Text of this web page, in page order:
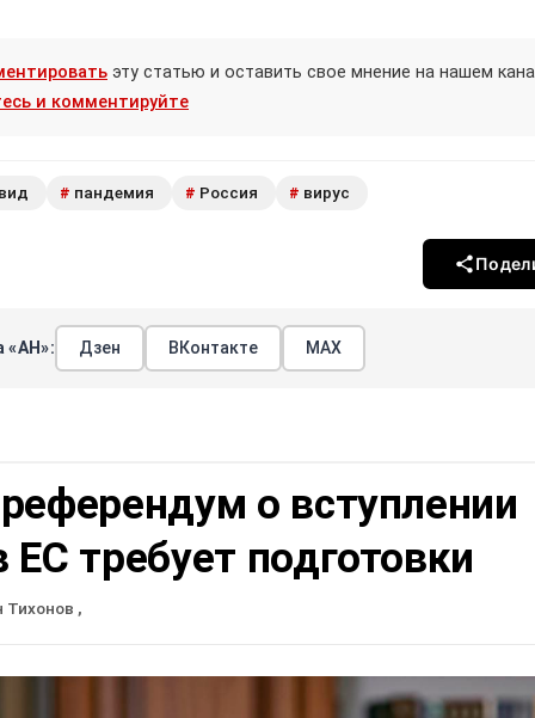
эту статью и оставить свое мнение на нашем
и комментируйте
# пандемия # Россия # вирус
«АН»: Дзен ВКонтакте МАХ
о вступлении
требует подготовки
Тихонов ,